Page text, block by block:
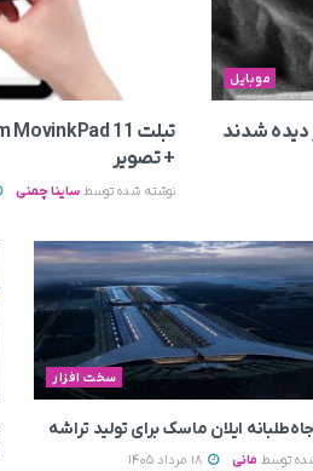
موبایل
+ تصویر
نوشته شده توسط ساینا چمنی
سخت افزار
ایلان ماسک برای تولید تراشه
توسط مانی 18 مرداد 1405